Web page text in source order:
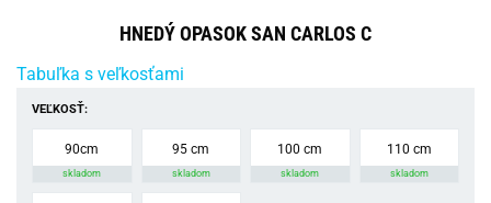
HNEDÝ OPASOK SAN CARLOS C
Tabuľka s veľkosťami
VEĽKOSŤ:
90cm
skladom
95 cm
skladom
100 cm
skladom
110 cm
skladom